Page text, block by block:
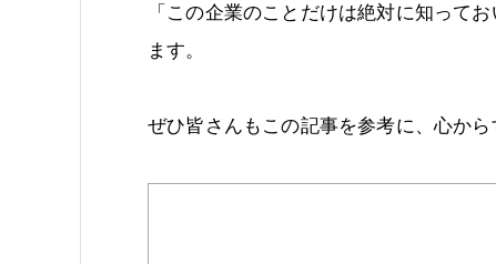
「この企業のことだけは絶対に知って
ます。
ぜひ皆さんもこの記事を参考に、心か